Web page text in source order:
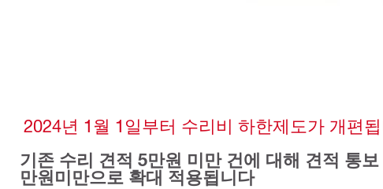
2024년 1월 1일부터 수리비 하한제도가 개편
기존 수리 견적 5만원 미만 건에 대해 견적 통
만원미만으로 확대 적용됩니다